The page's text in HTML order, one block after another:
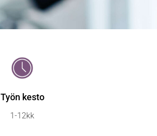
Työn kesto
1-12kk